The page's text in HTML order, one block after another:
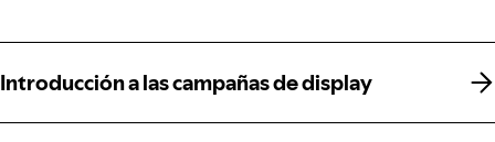
Introducción a las campañas de display
Introducción a las campañas de display